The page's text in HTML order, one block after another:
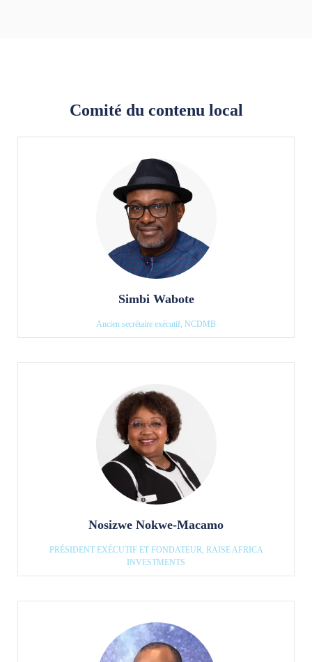
Comité du contenu local
Simbi Wabote
Ancien secrétaire exécutif, NCDMB
Nosizwe Nokwe-Macamo
PRÉSIDENT EXÉCUTIF ET FONDATEUR, RAISE AFRICA
INVESTMENTS